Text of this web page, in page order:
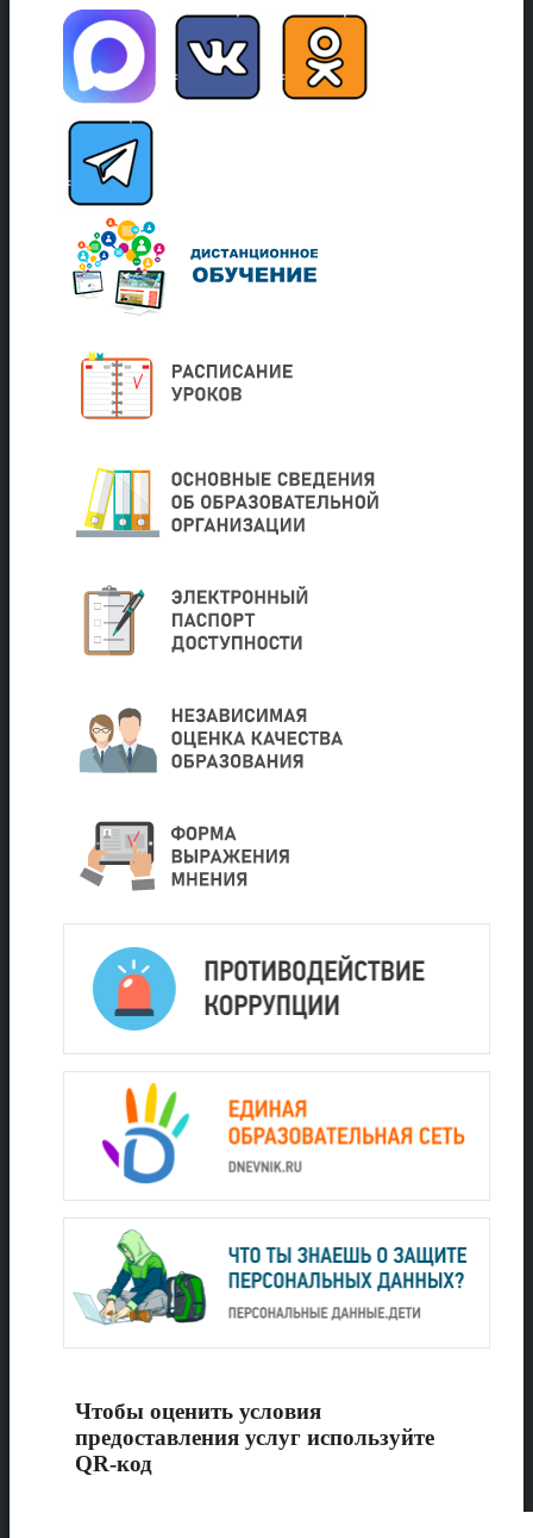
Чтобы оценить условия
предоставления услуг используйте
QR-код